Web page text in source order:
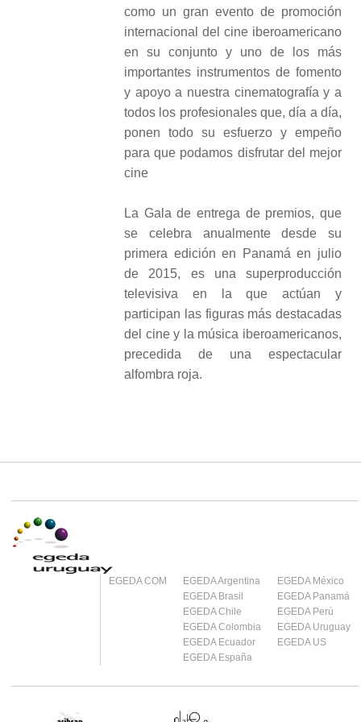
Enlaces de interés
como un gran evento de promoción
internacional del cine iberoamericano
en su conjunto y uno de los más
importantes instrumentos de fomento
y apoyo a nuestra cinematografía y a
todos los profesionales que, día a día,
ponen todo su esfuerzo y empeño
para que podamos disfrutar del mejor
cine
La Gala de entrega de premios, que
se celebra anualmente desde su
primera edición en Panamá en julio
de 2015, es una superproducción
televisiva en la que actúan y
participan las figuras más destacadas
del cine y la música iberoamericanos,
precedida de una espectacular
alfombra roja.
EGEDA COM
EGEDA Argentina
EGEDA Brasil
EGEDA Chile
EGEDA Colombia
EGEDA Ecuador
EGEDA España
EGEDA México
EGEDA Panamá
EGEDA Perú
EGEDA Uruguay
EGEDA US